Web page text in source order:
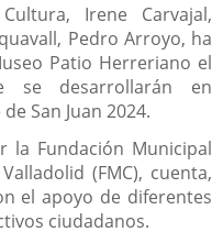
Irene Carvajal,
Pedro Arroyo, ha
Patio Herreriano el
se desarrollarán en
San Juan 2024.
la Fundación Municipal
(FMC), cuenta,
el apoyo de diferentes
ciudadanos.